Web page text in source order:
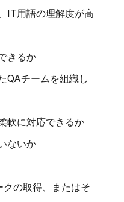
IT用語の理解度が高
きるか
QAチームを組織し
軟に対応できるか
ないか
の取得、またはそ